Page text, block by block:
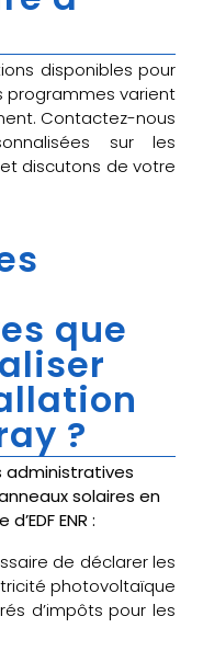
disponibles pour
programmes varient
Contactez-nous
sur les
discutons de votre
que
?
administratives
solaires en
ENR :
de déclarer les
photovoltaïque
d’impôts pour les